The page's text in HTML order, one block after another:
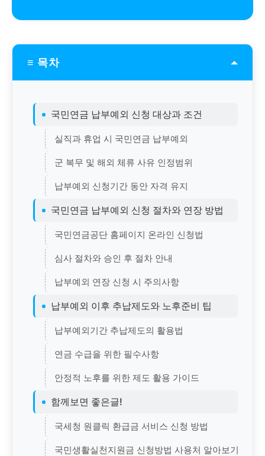
≡ 목차
국민연금 납부예외 신청 대상과 조건
실직과 휴업 시 국민연금 납부예외
군 복무 및 해외 체류 사유 인정범위
납부예외 신청기간 동안 자격 유지
국민연금 납부예외 신청 절차와 연장 방법
국민연금공단 홈페이지 온라인 신청법
심사 절차와 승인 후 절차 안내
납부예외 연장 신청 시 주의사항
납부예외 이후 추납제도와 노후준비 팁
납부예외기간 추납제도의 활용법
연금 수급을 위한 필수사항
안정적 노후를 위한 제도 활용 가이드
함께보면 좋은글!
국세청 원클릭 환급금 서비스 신청 방법
국민생활실천지원금 신청방법 사용처 알아보기